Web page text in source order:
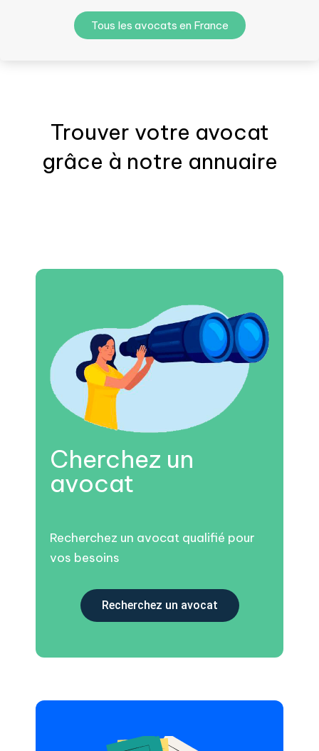
Tous les avocats en France
Trouver votre avocat
grâce à notre annuaire
Cherchez un
avocat
Recherchez un avocat qualifié pour
vos besoins
Recherchez un avocat